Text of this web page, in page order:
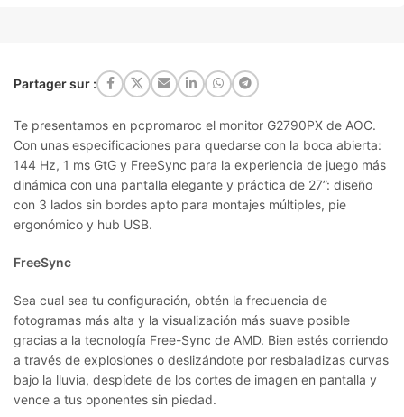
Partager sur :
Te presentamos en pcpromaroc el monitor G2790PX de AOC.
Con unas especificaciones para quedarse con la boca abierta:
144 Hz, 1 ms GtG y FreeSync para la experiencia de juego más
dinámica con una pantalla elegante y práctica de 27”: diseño
con 3 lados sin bordes apto para montajes múltiples, pie
ergonómico y hub USB.
FreeSync
Sea cual sea tu configuración, obtén la frecuencia de
fotogramas más alta y la visualización más suave posible
gracias a la tecnología Free-Sync de AMD. Bien estés corriendo
a través de explosiones o deslizándote por resbaladizas curvas
bajo la lluvia, despídete de los cortes de imagen en pantalla y
vence a tus oponentes sin piedad.